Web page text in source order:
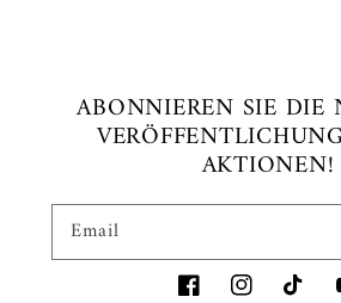
ABONNIEREN SIE DIE
AKTIONEN!
Email